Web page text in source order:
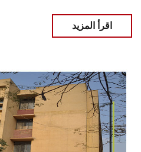
اقرأ المزيد